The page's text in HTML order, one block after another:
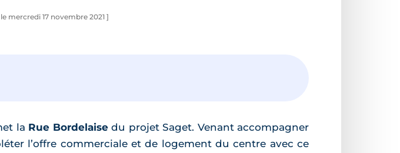
mercredi 17 novembre 2021 ]
la Rue Bordelaisedu projet Saget. Venant accompagner
l’offre commerciale et de logement du centre avec ce